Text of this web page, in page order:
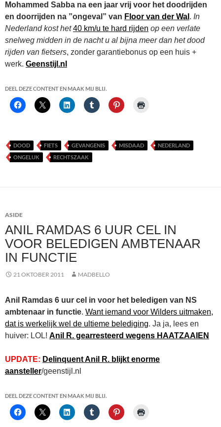
Mohammed Sabba na een jaar vrij voor het doodrijden
en doorrijden na ”ongeval” van Floor van der Wal . In
Nederland kost het 40 km/u te hard rijden op een verlate
snelweg midden in de nacht u al bijna meer dan het dood
rijden van fietsers, zonder garantiebonus op een huis +
werk. Geenstijl.nl
DEEL DEZE CONTENT EN MAAK MIJ BLIJ.
DOOD FIETS GEVANGENIS MISDAAD
NEDERLAND
ONGELUK
RECHTSZAAK
ASIDE
ANIL RAMDAS 6 UUR CEL IN
VOOR BELEDIGEN AMBTENAAR
IN FUNCTIE
21 OKTOBER 2011 MADBELLO
Anil Ramdas 6 uur cel in voor het beledigen van NS
ambtenaar in functie. Want iemand voor Wilders uitmaken,
dat is werkelijk wel de ultieme belediging. Ja ja, lees en
huiver: LOL! Anil R. gearresteerd wegens HAATZAAIEN
UPDATE: Delinquent Anil R. blijkt enorme
aansteller/geenstijl.nl
DEEL DEZE CONTENT EN MAAK MIJ BLIJ.